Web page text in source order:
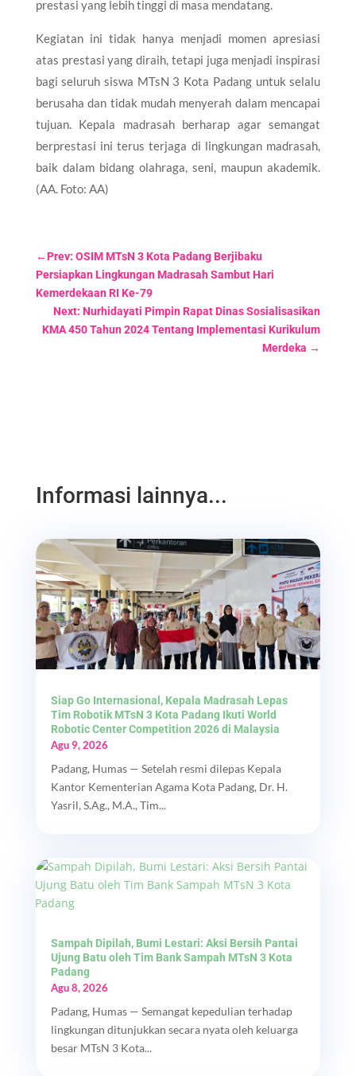
prestasi yang lebih tinggi di masa mendatang.
Kegiatan ini tidak hanya menjadi momen apresiasi
atas prestasi yang diraih, tetapi juga menjadi inspirasi
bagi seluruh siswa MTsN 3 Kota Padang untuk selalu
berusaha dan tidak mudah menyerah dalam mencapai
tujuan. Kepala madrasah berharap agar semangat
berprestasi ini terus terjaga di lingkungan madrasah,
baik dalam bidang olahraga, seni, maupun akademik.
(AA. Foto: AA)
←Prev: OSIM MTsN 3 Kota Padang Berjibaku
Persiapkan Lingkungan Madrasah Sambut Hari
Kemerdekaan RI Ke-79
Next: Nurhidayati Pimpin Rapat Dinas Sosialisasikan
KMA 450 Tahun 2024 Tentang Implementasi Kurikulum
Merdeka →
Informasi lainnya...
Siap Go Internasional, Kepala Madrasah Lepas
Tim Robotik MTsN 3 Kota Padang Ikuti World
Robotic Center Competition 2026 di Malaysia
Agu 9, 2026
Padang, Humas — Setelah resmi dilepas Kepala
Kantor Kementerian Agama Kota Padang, Dr. H.
Yasril, S.Ag., M.A., Tim...
Sampah Dipilah, Bumi Lestari: Aksi Bersih Pantai
Ujung Batu oleh Tim Bank Sampah MTsN 3 Kota
Padang
Agu 8, 2026
Padang, Humas — Semangat kepedulian terhadap
lingkungan ditunjukkan secara nyata oleh keluarga
besar MTsN 3 Kota...